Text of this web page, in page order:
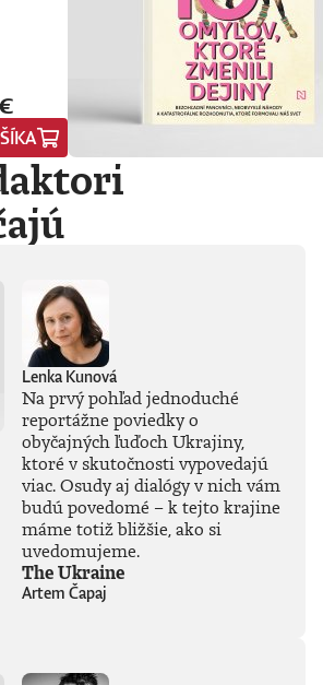
si o
mysleli.
z prísne
príchodu
o AI,
umelá
dokáže
limity?
len
ľudstvo
Susskind
Lenka Kunová
Na prvý pohľad jednoduché
reportážne poviedky o
obyčajných ľuďoch Ukrajiny,
ktoré v skutočnosti vypovedajú
viac. Osudy aj dialógy v nich vám
budú povedomé – k tejto krajine
máme totiž bližšie, ako si
uvedomujeme.
The Ukraine
Artem Čapaj